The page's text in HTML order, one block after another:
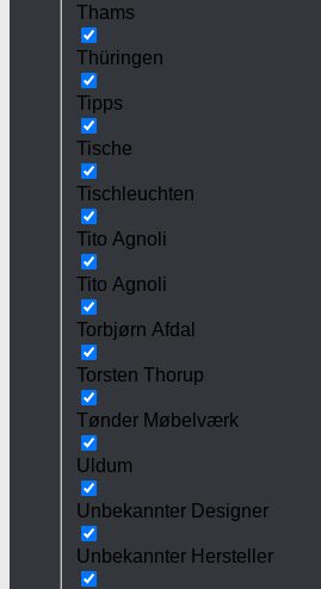
Thams
Thüringen
Tipps
Tische
Tischleuchten
Tito Agnoli
Tito Agnoli
Torbjørn Afdal
Torsten Thorup
Tønder Møbelværk
Uldum
Unbekannter Designer
Unbekannter Hersteller